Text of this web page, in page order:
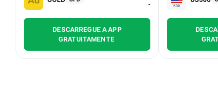
-
DESCARREGUE A APP
GRATUITAMENTE